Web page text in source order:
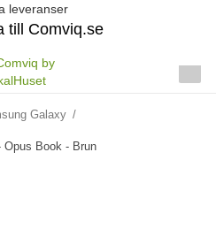
leveranser
till Comviq.se
Galaxy /
Opus Book - Brun